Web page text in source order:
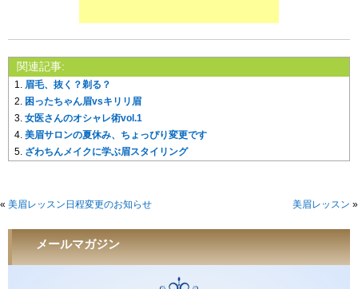
関連記事:
眉毛、抜く？剃る？
困ったちゃん眉vsキリリ眉
女医さんのオシャレ術vol.1
美眉サロンの夏休み、ちょっぴり変更です
ざわちんメイクに学ぶ眉スタイリング
« 美眉レッスン日程変更のお知らせ 美眉レッスン »
メールマガジン